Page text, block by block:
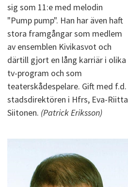
sig som 11:e med melodin
"Pump pump". Han har även haft
stora framgångar som medlem
av ensemblen Kivikasvot och
därtill gjort en lång karriär i olika
tv-program och som
teaterskådespelare. Gift med f.d.
stadsdirektören i Hfrs, Eva-Riitta
Siitonen. (Patrick Eriksson)